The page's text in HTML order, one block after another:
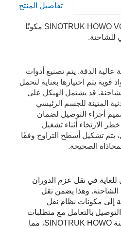
تفاصيل المنتج
تعد اقتران SINOTRUK HOWO VG1092080401 مكونًا
للشاحنة.
الدقة. يتم تصنيع أدوات
قوية يتم اختيارها بعناية لتحمل
قد يشتمل الهيكل على
المتينة للجسم الرئيسي
أجزاء التوصيل لضمان
الارتخاء أثناء تشغيل
يتم تشكيل أسطح التزاوج وفقًا
الصحيحة.
للغاية في نقل عزم الدوران
الشاحنة. وهذا يضمن نقل
إلى مكونات نظام نقل
بالتعامل مع متطلبات
عزم الدوران الكبيرة لشاحنة SINOTRUK HOWO، مما